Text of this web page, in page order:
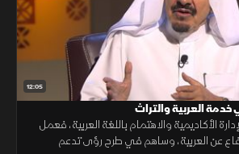
12:05
العربية والتراث
الأكاديمية والاهتمام باللغة العربية، فعمل
عن العربية، وساهم في طرح رؤى تدعم